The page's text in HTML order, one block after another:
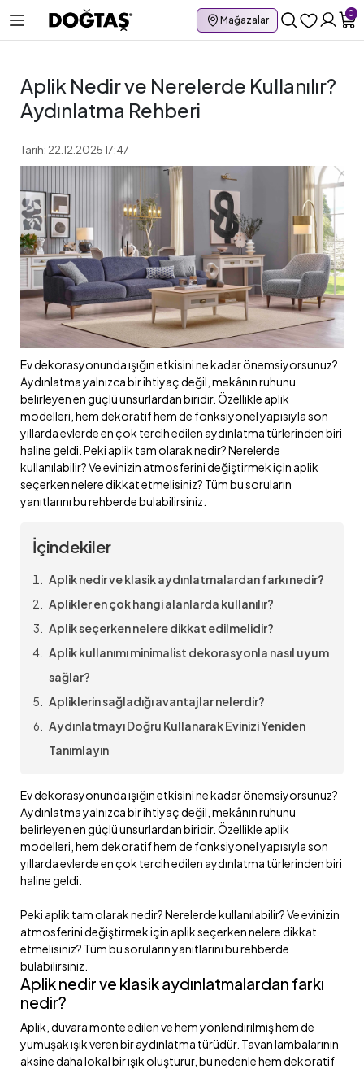
Mağazalar
0
Aplik Nedir ve Nerelerde Kullanılır?
Aydınlatma Rehberi
Tarih: 22.12.2025 17:47
Ev dekorasyonunda ışığın etkisini ne kadar önemsiyorsunuz?
Aydınlatma yalnızca bir ihtiyaç değil, mekânın ruhunu
belirleyen en güçlü unsurlardan biridir. Özellikle aplik
modelleri, hem dekoratif hem de fonksiyonel yapısıyla son
yıllarda evlerde en çok tercih edilen aydınlatma türlerinden biri
haline geldi. Peki aplik tam olarak nedir? Nerelerde
kullanılabilir? Ve evinizin atmosferini değiştirmek için aplik
seçerken nelere dikkat etmelisiniz? Tüm bu soruların
yanıtlarını bu rehberde bulabilirsiniz.
İçindekiler
Aplik nedir ve klasik aydınlatmalardan farkı nedir?
Aplikler en çok hangi alanlarda kullanılır?
Aplik seçerken nelere dikkat edilmelidir?
Aplik kullanımı minimalist dekorasyonla nasıl uyum
sağlar?
Apliklerin sağladığı avantajlar nelerdir?
Aydınlatmayı Doğru Kullanarak Evinizi Yeniden
Tanımlayın
Ev dekorasyonunda ışığın etkisini ne kadar önemsiyorsunuz?
Aydınlatma yalnızca bir ihtiyaç değil, mekânın ruhunu
belirleyen en güçlü unsurlardan biridir. Özellikle aplik
modelleri, hem dekoratif hem de fonksiyonel yapısıyla son
yıllarda evlerde en çok tercih edilen aydınlatma türlerinden biri
haline geldi.
Peki aplik tam olarak nedir? Nerelerde kullanılabilir? Ve evinizin
atmosferini değiştirmek için aplik seçerken nelere dikkat
etmelisiniz? Tüm bu soruların yanıtlarını bu rehberde
bulabilirsiniz.
Aplik nedir ve klasik aydınlatmalardan farkı
nedir?
Aplik, duvara monte edilen ve hem yönlendirilmiş hem de
yumuşak ışık veren bir aydınlatma türüdür. Tavan lambalarının
aksine daha lokal bir ışık oluşturur, bu nedenle hem dekoratif